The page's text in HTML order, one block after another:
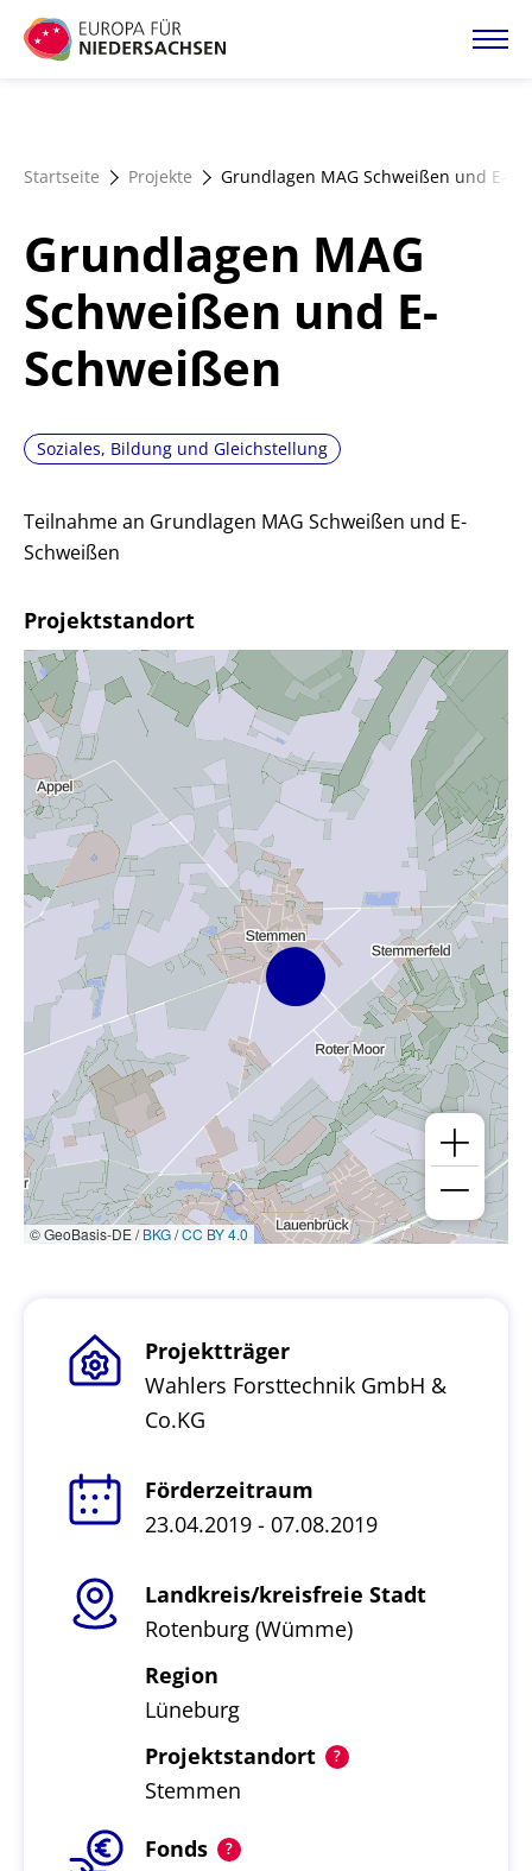
Direkt
zum
Förderangebote
Magazin
Startseite Projekte Grundlagen MAG Schweißen und E-
Grundlagen MAG
Schweißen und E-
Schweißen
Soziales, Bildung und Gleichstellung
Teilnahme an Grundlagen MAG Schweißen und E-
Schweißen
Projektstandort
© GeoBasis-DE /BKG/CC BY 4.0
Projektträger
Wahlers Forsttechnik GmbH &
Co.KG
Förderzeitraum
23.04.2019 - 07.08.2019
Landkreis/kreisfreie Stadt
Rotenburg (Wümme)
Region
Lüneburg
Projektstandort
Stemmen
Fonds